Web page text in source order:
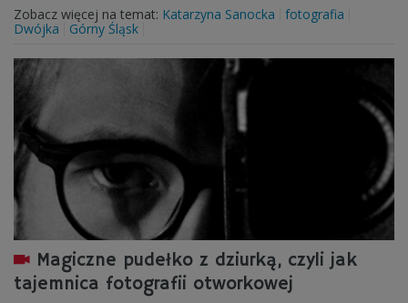
Zobacz więcej na temat: Katarzyna Sanocka
fotografia
Dwójka
Górny Śląsk
Magiczne pudełko z dziurką, czyli jak
tajemnica fotografii otworkowej